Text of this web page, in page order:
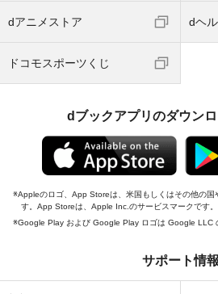
dアニメストア dヘ
ドコモスポーツくじ
dブックアプリのダウン
Appleのロゴ、App Storeは、米国もしくはその他の
す。App Storeは、Apple Inc.のサービスマークです。
Google Play および Google Play ロゴは Google LLC
サポート情報